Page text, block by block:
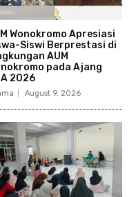
Wonokromo Apresiasi
Siswi Berprestasi di
AUM
pada Ajang
2026
August 9, 2026